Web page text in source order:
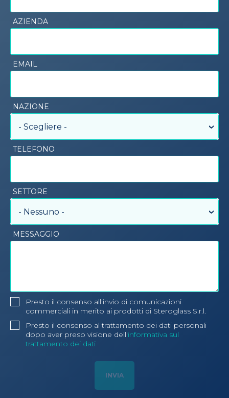
AZIENDA
EMAIL
NAZIONE
- Scegliere -
TELEFONO
SETTORE
- Nessuno -
MESSAGGIO
Presto il consenso all'invio di comunicazioni
commerciali in merito ai prodotti di Steroglass S.r.l.
Presto il consenso al trattamento dei dati personali
dopo aver preso visione dell'informativa sul
trattamento dei dati